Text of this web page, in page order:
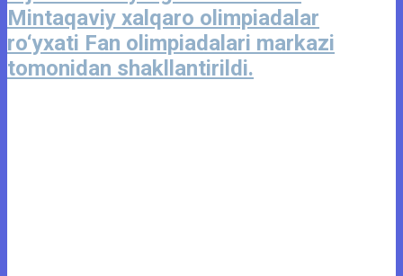
Mintaqaviy xalqaro olimpiadalar
ro‘yxati Fan olimpiadalari markazi
tomonidan shakllantirildi.